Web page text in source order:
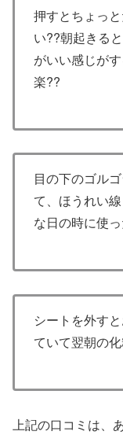
押すとちょっ
い??朝起きる
がいい感じが
楽??
目の下のゴル
て、ほうれい
な日の時に使
シートを外す
ていて翌朝の
上記の口コミは、